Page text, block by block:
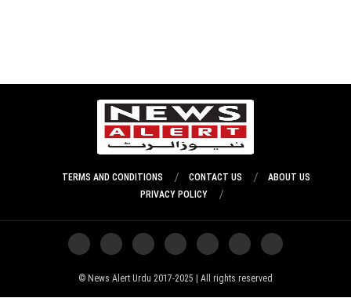
ABOUT US
CONTACT US
TERMS AND CONDITIONS
PRIVACY POLICY
News Alert Urdu 2017-2025 | All rights reserved ©